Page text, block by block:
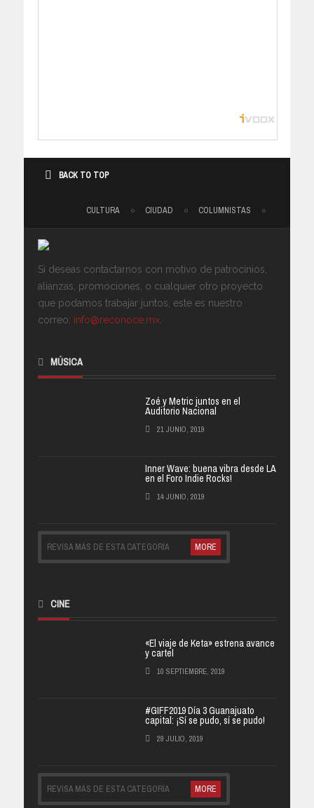
BACK TO TOP
CULTURA CIUDAD COLUMNISTAS
Si deseas contactarnos con motivo de patrocinios,
alianzas, promociones, o cualquier otro proyecto
que podamos trabajar juntos, este es nuestro
correo: info@reconoce.mx
MÚSICA
Zoé y Metric juntos en el
Auditorio Nacional
21 JUNIO, 2019
Inner Wave: buena vibra desde LA
en el Foro Indie Rocks!
14 JUNIO, 2019
REVISA MÁS DE ESTA CATEGORÍA MORE
CINE
«El viaje de Keta» estrena avance
y cartel
10 SEPTIEMBRE, 2019
#GIFF2019 Día 3 Guanajuato
capital: ¡Sí se pudo, sí se pudo!
29 JULIO, 2019
REVISA MÁS DE ESTA CATEGORÍA MORE